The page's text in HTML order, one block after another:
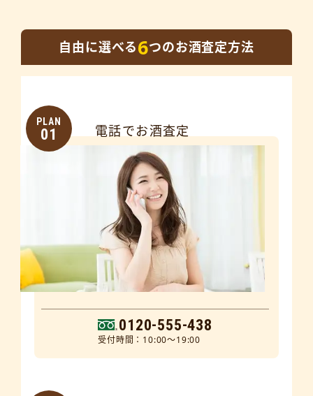
自由に選べる6つのお酒査定方法
PLAN
01 電話でお酒査定
0120-555-438
受付時間：10:00～19:00